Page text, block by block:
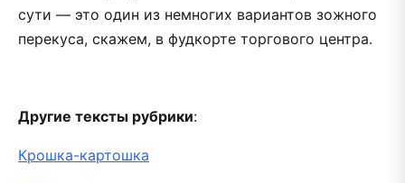
сути — это один из немногих вариантов зожного
перекуса, скажем, в фудкорте торгового центра.
Другие тексты рубрики:
Крошка-картошка